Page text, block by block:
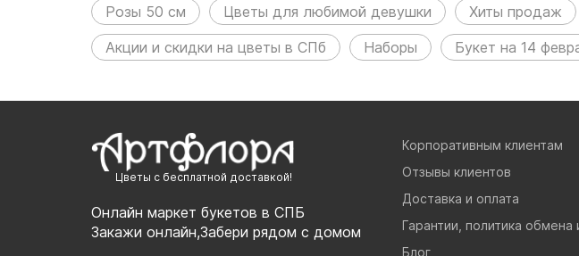
Розы 50 см
Цветы для любимой девушки Хиты продаж
Акции и скидки на цветы в СПб
Наборы Букет на 14
Цветы с бесплатной доставкой!
Онлайн маркет букетов в СПБ
Закажи онлайн,Забери рядом с домом
Корпоративным клиентам
Отзывы клиентов
Доставка и оплата
Гарантии, политика обмена
Блог